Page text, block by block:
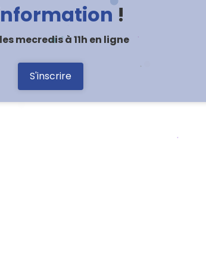
!
mecredis à 11h en ligne
S'inscrire